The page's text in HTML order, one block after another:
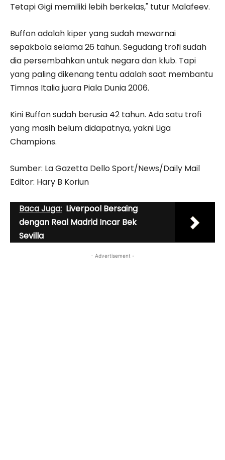
Tetapi Gigi memiliki lebih berkelas," tutur Malafeev.
Buffon adalah kiper yang sudah mewarnai
sepakbola selama 26 tahun. Segudang trofi sudah
dia persembahkan untuk negara dan klub. Tapi
yang paling dikenang tentu adalah saat membantu
Timnas Italia juara Piala Dunia 2006.
Kini Buffon sudah berusia 42 tahun. Ada satu trofi
yang masih belum didapatnya, yakni Liga
Champions.
Sumber: La Gazetta Dello Sport/News/Daily Mail
Editor: Hary B Koriun
Baca Juga: Liverpool Bersaing
dengan Real Madrid Incar Bek
Sevilla
- Advertisement -